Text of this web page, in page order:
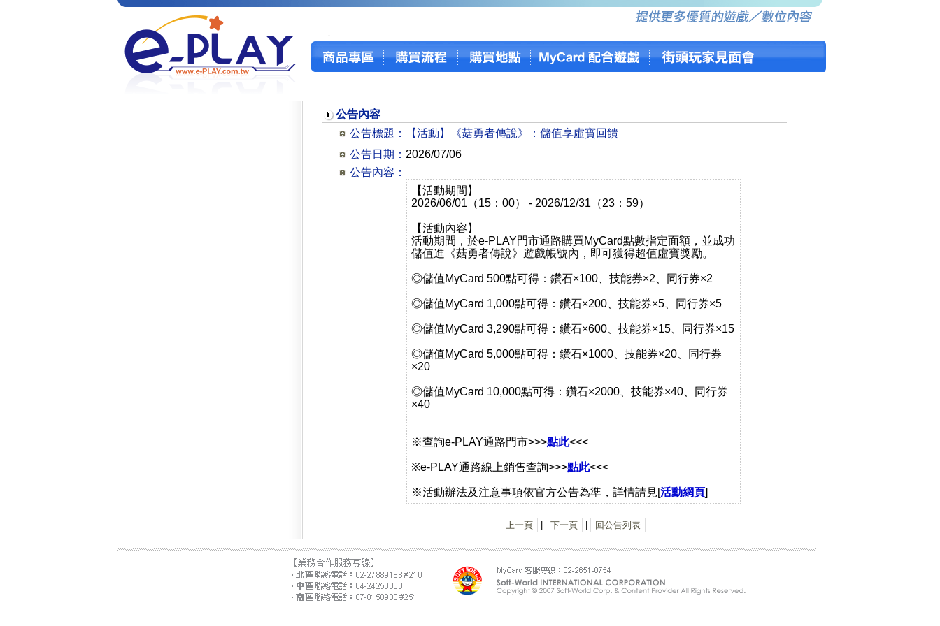
公告內容
公告標題：
【活動】《菇勇者傳說》：儲值享虛寶回饋
公告日期： 2026/07/06
公告內容：
【活動期間】
2026/06/01（15：00） - 2026/12/31（23：59）
【活動內容】
活動期間，於e-PLAY門市通路購買MyCard點數指定面額，並成功
儲值進《菇勇者傳說》遊戲帳號內，即可獲得超值虛寶獎勵。
◎儲值MyCard 500點可得：鑽石×100、技能券×2、同行券×2
◎儲值MyCard 1,000點可得：鑽石×200、技能券×5、同行券×5
◎儲值MyCard 3,290點可得：鑽石×600、技能券×15、同行券×15
◎儲值MyCard 5,000點可得：鑽石×1000、技能券×20、同行券
×20
◎儲值MyCard 10,000點可得：鑽石×2000、技能券×40、同行券
×40
※查詢e-PLAY通路門市>>>點此<<<
※e-PLAY通路線上銷售查詢>>>點此<<<
※活動辦法及注意事項依官方公告為準，詳情請見[活動網頁]
上一頁 下一頁 回公告列表